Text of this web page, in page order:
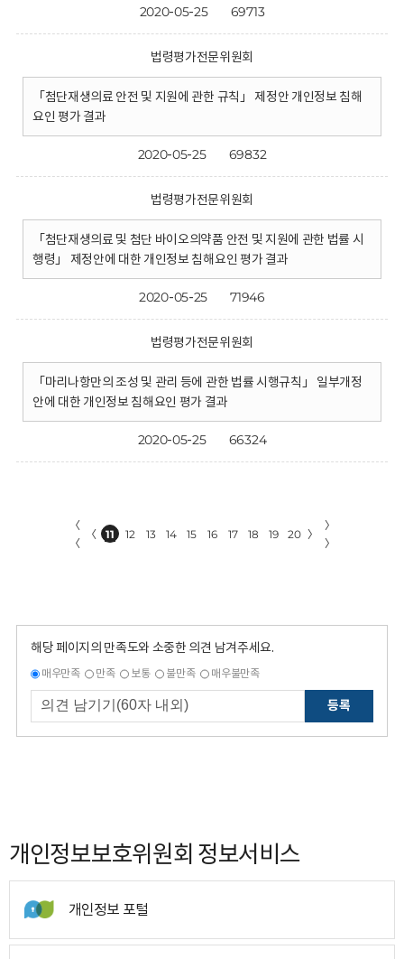
2020-05-25 69713
법령평가전문위원회
「첨단재생의료 안전 및 지원에 관한 규칙」 제정안 개인정보 침해
요인 평가 결과
2020-05-25 69832
법령평가전문위원회
「첨단재생의료 및 첨단 바이오의약품 안전 및 지원에 관한 법률 시
행령」 제정안에 대한 개인정보 침해요인 평가 결과
2020-05-25 71946
법령평가전문위원회
「마리나항만의 조성 및 관리 등에 관한 법률 시행규칙」 일부개정
안에 대한 개인정보 침해요인 평가 결과
2020-05-25 66324
〈
〈
〈 11 12 13 14 15 16 17 18 19 20 〉
〉
〉
해당 페이지의 만족도와 소중한 의견 남겨주세요.
매우만족 만족 보통 불만족 매우불만족
등록
개인정보보호위원회 정보서비스
개인정보 포털